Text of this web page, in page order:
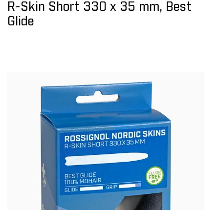
R-Skin Short 330 x 35 mm, Best
Glide